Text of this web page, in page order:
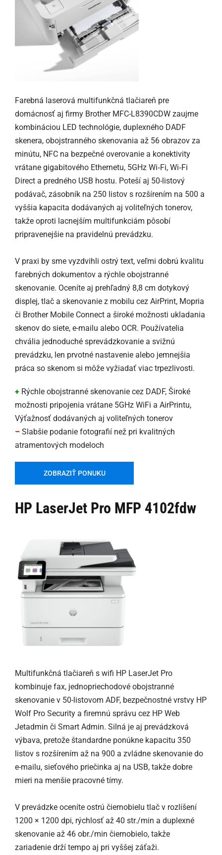
Farebná laserová multifunkčná tlačiareň pre
domácnosť aj firmy Brother MFC-L8390CDW zaujme
kombináciou LED technológie, duplexného DADF
skenera, obojstranného skenovania až 56 obrazov za
minútu, NFC na bezpečné overovanie a konektivity
vrátane gigabitového Ethernetu, 5GHz Wi‑Fi, Wi‑Fi
Direct a predného USB hostu. Poteší aj 50-listový
podávač, zásobník na 250 listov s rozšírením na 500 a
vyššia kapacita dodávaných aj voliteľných tonerov,
takže oproti lacnejším multifunkciám pôsobí
pripravenejšie na pravidelnú prevádzku.
V praxi by sme vyzdvihli ostrý text, veľmi dobrú kvalitu
farebných dokumentov a rýchle obojstranné
skenovanie. Oceníte aj prehľadný 8,8 cm dotykový
displej, tlač a skenovanie z mobilu cez AirPrint, Mopria
či Brother Mobile Connect a široké možnosti ukladania
skenov do siete, e-mailu alebo OCR. Používatelia
chvália jednoduché sprevádzkovanie a svižnú
prevádzku, len prvotné nastavenie alebo jemnejšia
práca so skenom si môže vyžiadať viac trpezlivosti.
+ Rýchle obojstranné skenovanie cez DADF, Široké
možnosti pripojenia vrátane 5GHz WiFi a AirPrintu,
Výťažnosť dodávaných aj voliteľných tonerov
– Slabšie podanie fotografií než pri kvalitných
atramentových modeloch
ZOBRAZIŤ PONUKU
HP LaserJet Pro MFP 4102fdw
Multifunkčná tlačiareň s wifi HP LaserJet Pro
kombinuje fax, jednopriechodové obojstranné
skenovanie v 50-listovom ADF, bezpečnostné vrstvy HP
Wolf Pro Security a firemnú správu cez HP Web
Jetadmin či Smart Admin. Silná je aj prevádzková
výbava, pretože štandardne ponúkne kapacitu 350
listov s rozšírením až na 900 a zvládne skenovanie do
e-mailu, sieťového priečinka aj na USB, takže dobre
mieri na menšie pracovné tímy.
V prevádzke oceníte ostrú čiernobielu tlač v rozlíšení
1200 × 1200 dpi, rýchlosť až 40 str./min a duplexné
skenovanie až 46 obr./min čiernobielo, takže
zariadenie drží tempo aj pri vyššej záťaži.